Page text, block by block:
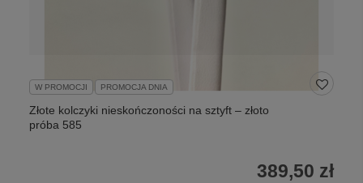
W PROMOCJI PROMOCJA DNIA
Złote kolczyki nieskończoności na sztyft – złoto
próba 585
389,50 zł